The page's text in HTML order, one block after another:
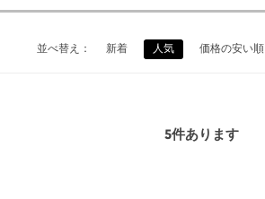
並べ替え： 新着 人気 価格の安い順
5件あります